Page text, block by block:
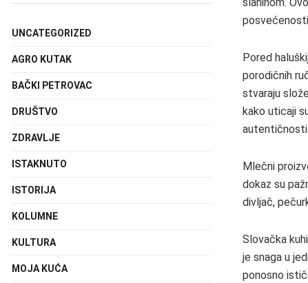
Pored
porodičnih
stvaraju
kako uticaji
autentičnosti.
Mlečni
dokaz su
divljač,
Slovačka
je snaga u
ponosno
UNCATEGORIZED
AGRO KUTAK
BAČKI PETROVAC
DRUŠTVO
ZDRAVLJE
ISTAKNUTO
ISTORIJA
KOLUMNE
KULTURA
MOJA KUĆA